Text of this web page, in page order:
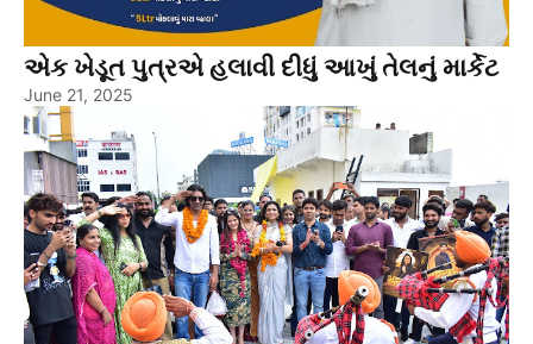
એક ખેડૂત પુત્રએ હલાવી દીધું આખું તેલનું માર્કેટ
June 21, 2025